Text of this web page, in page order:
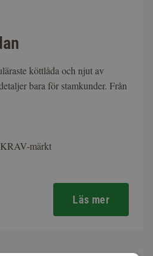
köttlåda och njut av
bara för stamkunder. Från
märkt
Läs mer